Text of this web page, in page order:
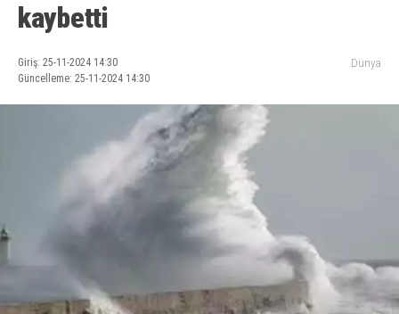
kaybetti
Giriş: 25-11-2024 14:30
Güncelleme: 25-11-2024 14:30
Dünya